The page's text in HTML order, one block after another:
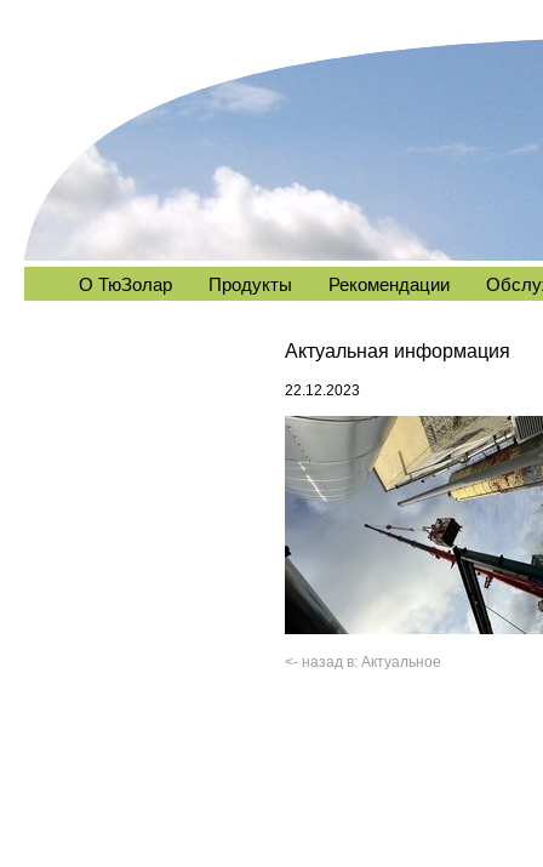
Актуальная информация
22.12.2023
<- назад в: Актуальное
О ТюЗолар Продукты Рекомендации